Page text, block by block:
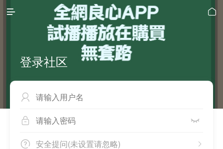
 
登录社区

 
 
安全提问(未设置请忽略)